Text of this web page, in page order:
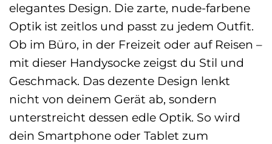
elegantes Design. Die zarte, nude-farbene
Optik ist zeitlos und passt zu jedem Outfit.
Ob im Büro, in der Freizeit oder auf Reisen –
mit dieser Handysocke zeigst du Stil und
Geschmack. Das dezente Design lenkt
nicht von deinem Gerät ab, sondern
unterstreicht dessen edle Optik. So wird
dein Smartphone oder Tablet zum